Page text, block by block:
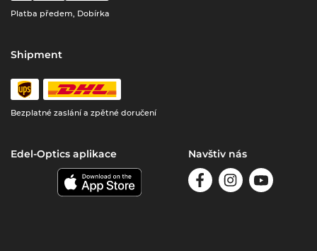
Platba předem, Dobírka
Shipment
Bezplatné zaslání a zpětné doručení
Edel-Optics aplikace Navštiv nás